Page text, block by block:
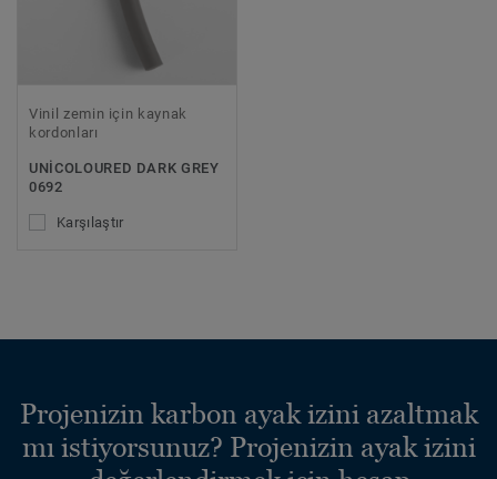
Vinil zemin için kaynak
kordonları
UNICOLOURED DARK GREY
0692
Karşılaştır
Projenizin karbon ayak izini azaltmak
mı istiyorsunuz? Projenizin ayak izini